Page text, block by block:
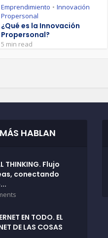
Emprendimiento • Innovación
Propersonal
¿Qué es la Innovación
Propersonal?
5 min read
HABLAN
THINKING. Flujo
conectando
EN TODO. EL
DE LAS COSAS